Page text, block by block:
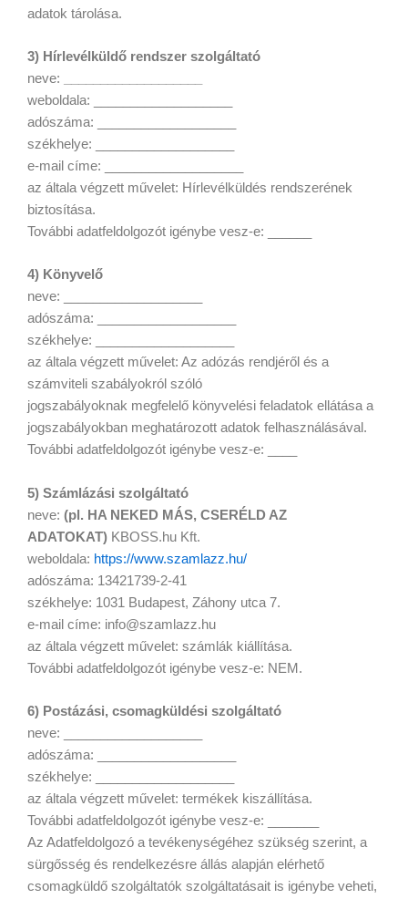
adatok tárolása.
3) Hírlevélküldő rendszer szolgáltató
neve:
weboldala: ___________________
adószáma: ___________________
székhelye: ___________________
e-mail címe: ___________________
az általa végzett művelet: Hírlevélküldés rendszerének
biztosítása.
További adatfeldolgozót igénybe vesz-e: ______
4) Könyvelő
neve: ___________________
adószáma: ___________________
székhelye: ___________________
az általa végzett művelet: Az adózás rendjéről és a
számviteli szabályokról szóló
jogszabályoknak megfelelő könyvelési feladatok ellátása a
jogszabályokban meghatározott adatok felhasználásával.
További adatfeldolgozót igénybe vesz-e: ____
5) Számlázási szolgáltató
neve: (pl. HA NEKED MÁS, CSERÉLD AZ
ADATOKAT) KBOSS.hu Kft.
weboldala: https://www.szamlazz.hu/
adószáma: 13421739-2-41
székhelye: 1031 Budapest, Záhony utca 7.
e-mail címe: info@szamlazz.hu
az általa végzett művelet: számlák kiállítása.
További adatfeldolgozót igénybe vesz-e: NEM.
6) Postázási, csomagküldési szolgáltató
neve: ___________________
adószáma: ___________________
székhelye: ___________________
az általa végzett művelet: termékek kiszállítása.
További adatfeldolgozót igénybe vesz-e: _______
Az Adatfeldolgozó a tevékenységéhez szükség szerint, a
sürgősség és rendelkezésre állás alapján elérhető
csomagküldő szolgáltatók szolgáltatásait is igénybe veheti,